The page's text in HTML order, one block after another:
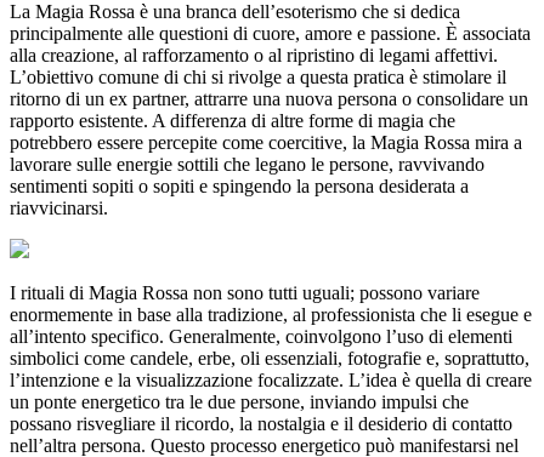
La Magia Rossa è una branca dell’esoterismo che si dedica
principalmente alle questioni di cuore, amore e passione. È associata
alla creazione, al rafforzamento o al ripristino di legami affettivi.
L’obiettivo comune di chi si rivolge a questa pratica è stimolare il
ritorno di un ex partner, attrarre una nuova persona o consolidare un
rapporto esistente. A differenza di altre forme di magia che
potrebbero essere percepite come coercitive, la Magia Rossa mira a
lavorare sulle energie sottili che legano le persone, ravvivando
sentimenti sopiti o sopiti e spingendo la persona desiderata a
riavvicinarsi.
I rituali di Magia Rossa non sono tutti uguali; possono variare
enormemente in base alla tradizione, al professionista che li esegue e
all’intento specifico. Generalmente, coinvolgono l’uso di elementi
simbolici come candele, erbe, oli essenziali, fotografie e, soprattutto,
l’intenzione e la visualizzazione focalizzate. L’idea è quella di creare
un ponte energetico tra le due persone, inviando impulsi che
possano risvegliare il ricordo, la nostalgia e il desiderio di contatto
nell’altra persona. Questo processo energetico può manifestarsi nel